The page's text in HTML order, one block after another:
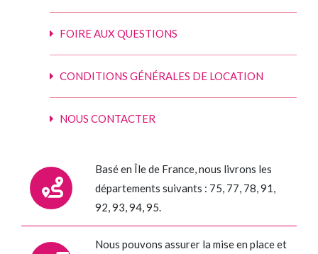
FOIRE AUX QUESTIONS
CONDITIONS GÉNÉRALES DE LOCATION
NOUS CONTACTER
Basé en Île de France, nous livrons les
départements suivants : 75, 77, 78, 91,
92, 93, 94, 95.
Nous pouvons assurer la mise en place et